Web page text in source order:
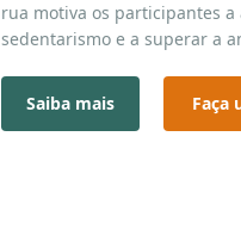
rua motiva os participantes
sedentarismo e a superar a
Equipe ADRA Runners – Ceará.
Saiba mais Faça